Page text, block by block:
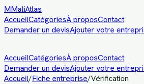
MMaliAtlas
AccueilCatégoriesÀ proposContact
Demander un devisAjouter votre
AccueilCatégoriesÀ proposContact
Demander un devisAjouter votre
Accueil/Fiche entreprise/Vérification